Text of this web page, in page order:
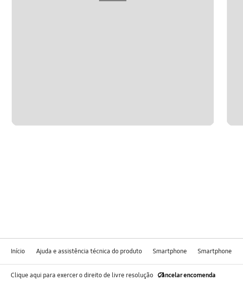
Início Ajuda e assistência técnica do produto Smartphone Smartphone
Clique aqui para exercer o direito de livre resolução Cancelar encomenda